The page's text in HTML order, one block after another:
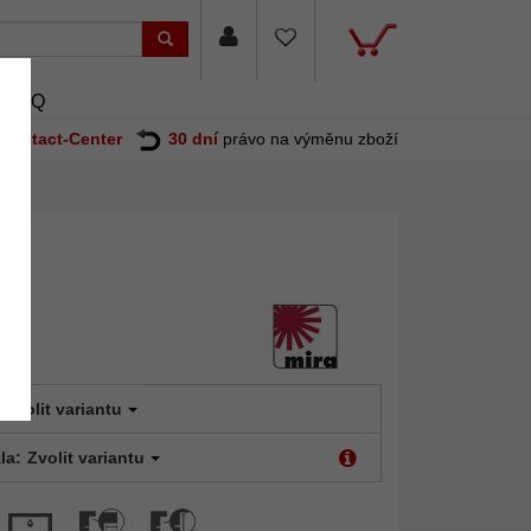
FAQ
Contact-Center 30 dní právo na výměnu zboží
Zvolit variantu
Zvolit variantu